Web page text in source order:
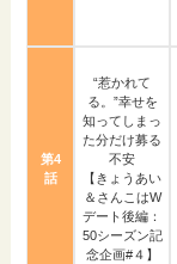
第4
話
“惹かれて
る。”幸せを
知ってしまっ
た分だけ募る
不安
【きょうあい
＆さんこはW
デート後編：
50シーズン記
念企画#４】